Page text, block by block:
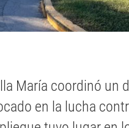
María coordinó un
en la lucha